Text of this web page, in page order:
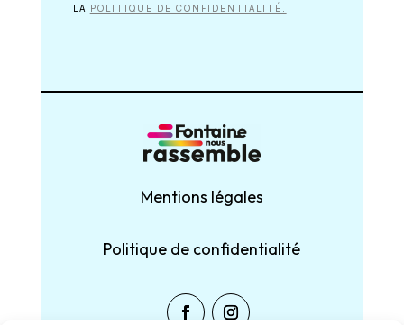
LA POLITIQUE DE CONFIDENTIALITÉ.
Mentions légales
Politique de confidentialité